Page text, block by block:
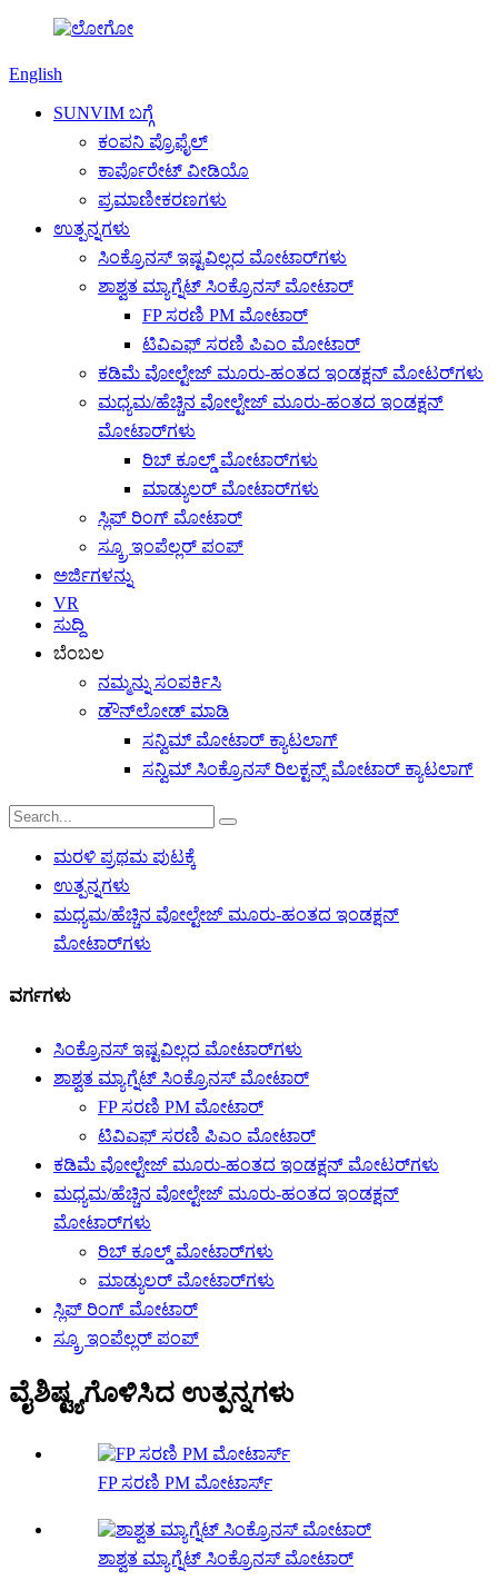
English
SUNVIM ಬಗ್ಗೆ
ಕಂಪನಿ ಪ್ರೊಫೈಲ್
ಕಾರ್ಪೊರೇಟ್ ವೀಡಿಯೊ
ಪ್ರಮಾಣೀಕರಣಗಳು
ಉತ್ಪನ್ನಗಳು
ಸಿಂಕ್ರೊನಸ್ ಇಷ್ಟವಿಲ್ಲದ ಮೋಟಾರ್‌ಗಳು
ಶಾಶ್ವತ ಮ್ಯಾಗ್ನೆಟ್ ಸಿಂಕ್ರೊನಸ್ ಮೋಟಾರ್
FP ಸರಣಿ PM ಮೋಟಾರ್
ಟಿವಿಎಫ್ ಸರಣಿ ಪಿಎಂ ಮೋಟಾರ್
ಕಡಿಮೆ ವೋಲ್ಟೇಜ್ ಮೂರು-ಹಂತದ ಇಂಡಕ್ಷನ್ ಮೋಟರ್‌ಗಳು
ಮಧ್ಯಮ/ಹೆಚ್ಚಿನ ವೋಲ್ಟೇಜ್ ಮೂರು-ಹಂತದ ಇಂಡಕ್ಷನ್
ಮೋಟಾರ್‌ಗಳು
ರಿಬ್ ಕೂಲ್ಡ್ ಮೋಟಾರ್‌ಗಳು
ಮಾಡ್ಯುಲರ್ ಮೋಟಾರ್‌ಗಳು
ಸ್ಲಿಪ್ ರಿಂಗ್ ಮೋಟಾರ್
ಸ್ಕ್ರೂ ಇಂಪೆಲ್ಲರ್ ಪಂಪ್
ಅರ್ಜಿಗಳನ್ನು
VR
ಸುದ್ದಿ
ಬೆಂಬಲ
ನಮ್ಮನ್ನು ಸಂಪರ್ಕಿಸಿ
ಡೌನ್‌ಲೋಡ್ ಮಾಡಿ
ಸನ್ವಿಮ್ ಮೋಟಾರ್ ಕ್ಯಾಟಲಾಗ್
ಸನ್ವಿಮ್ ಸಿಂಕ್ರೊನಸ್ ರಿಲಕ್ಟನ್ಸ್ ಮೋಟಾರ್ ಕ್ಯಾಟಲಾಗ್
ಮರಳಿ ಪ್ರಥಮ ಪುಟಕ್ಕೆ
ಉತ್ಪನ್ನಗಳು
ಮಧ್ಯಮ/ಹೆಚ್ಚಿನ ವೋಲ್ಟೇಜ್ ಮೂರು-ಹಂತದ ಇಂಡಕ್ಷನ್
ಮೋಟಾರ್‌ಗಳು
ವರ್ಗಗಳು
ಸಿಂಕ್ರೊನಸ್ ಇಷ್ಟವಿಲ್ಲದ ಮೋಟಾರ್‌ಗಳು
ಶಾಶ್ವತ ಮ್ಯಾಗ್ನೆಟ್ ಸಿಂಕ್ರೊನಸ್ ಮೋಟಾರ್
FP ಸರಣಿ PM ಮೋಟಾರ್
ಟಿವಿಎಫ್ ಸರಣಿ ಪಿಎಂ ಮೋಟಾರ್
ಕಡಿಮೆ ವೋಲ್ಟೇಜ್ ಮೂರು-ಹಂತದ ಇಂಡಕ್ಷನ್ ಮೋಟರ್‌ಗಳು
ಮಧ್ಯಮ/ಹೆಚ್ಚಿನ ವೋಲ್ಟೇಜ್ ಮೂರು-ಹಂತದ ಇಂಡಕ್ಷನ್
ಮೋಟಾರ್‌ಗಳು
ರಿಬ್ ಕೂಲ್ಡ್ ಮೋಟಾರ್‌ಗಳು
ಮಾಡ್ಯುಲರ್ ಮೋಟಾರ್‌ಗಳು
ಸ್ಲಿಪ್ ರಿಂಗ್ ಮೋಟಾರ್
ಸ್ಕ್ರೂ ಇಂಪೆಲ್ಲರ್ ಪಂಪ್
ವೈಶಿಷ್ಟ್ಯಗೊಳಿಸಿದ ಉತ್ಪನ್ನಗಳು
FP ಸರಣಿ PM ಮೋಟಾರ್ಸ್
ಶಾಶ್ವತ ಮ್ಯಾಗ್ನೆಟ್ ಸಿಂಕ್ರೊನಸ್ ಮೋಟಾರ್